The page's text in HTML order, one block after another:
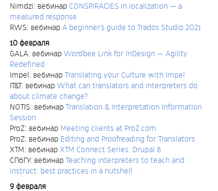
Nimdzi: вебинар CONSPIRACIES in localization — a
measured response
RWS: вебинар A beginner’s guide to Trados Studio 2021
10 февраля
GALA: вебинар Wordbee Link for InDesign — Agility
Redefined
Impel: вебинар Translating your Culture with Impel
IT&T: вебинар What can translators and interpreters do
about climate change?
NOTIS: вебинар Translation & Interpretation Information
Session
ProZ: вебинар Meeting clients at ProZ.com
ProZ: вебинар Editing and Proofreading for Translators
XTM: вебинар XTM Connect Series: Drupal 8
СПбГУ: вебинар Teaching interpreters to teach and
instruct: best practices in a nutshell
9 февраля